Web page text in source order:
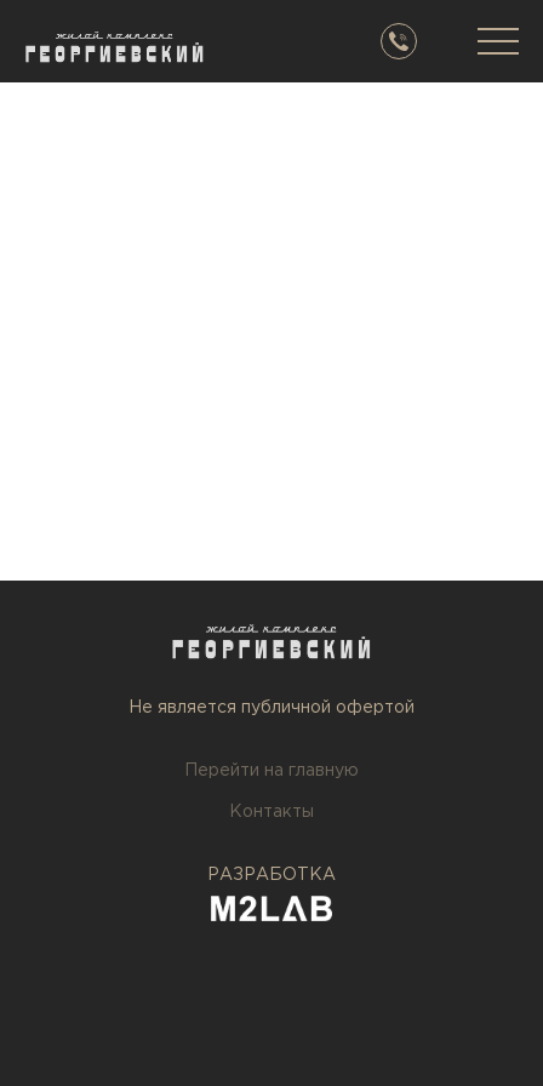
Не является публичной офертой
Перейти на главную
Контакты
РАЗРАБОТКА